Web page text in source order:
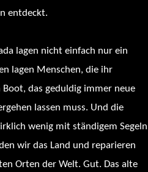
entdeckt.
lagen nicht einfach nur ein
lagen Menschen, die ihr
das geduldig immer neue
lassen muss. Und die
wenig mit ständigem Segeln
wir das Land und reparieren
Orten der Welt. Gut. Das alte